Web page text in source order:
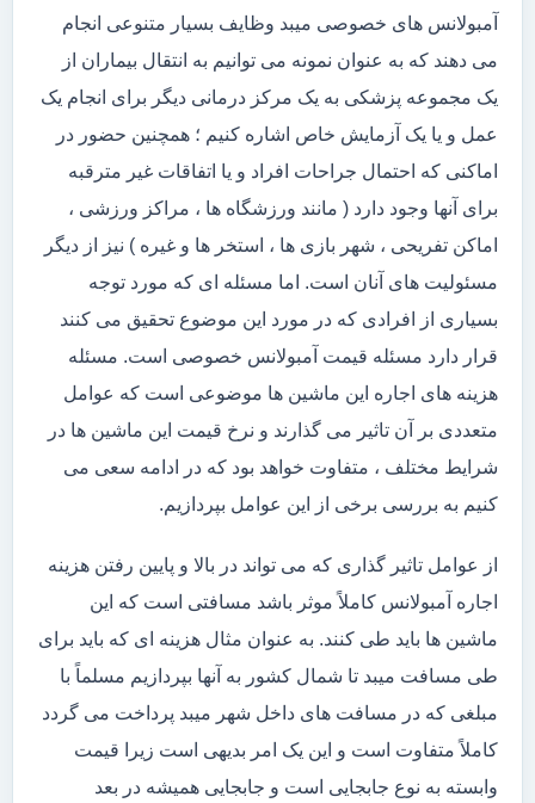
آمبولانس های خصوصی میبد وظایف بسیار متنوعی انجام
می دهند که به عنوان نمونه می توانیم به انتقال بیماران از
یک مجموعه پزشکی به یک مرکز درمانی دیگر برای انجام یک
عمل و یا یک آزمایش خاص اشاره کنیم ؛ همچنین حضور در
اماکنی که احتمال جراحات افراد و یا اتفاقات غیر مترقبه
برای آنها وجود دارد ( مانند ورزشگاه ها ، مراکز ورزشی ،
اماکن تفریحی ، شهر بازی ها ، استخر ها و غیره ) نیز از دیگر
مسئولیت های آنان است. اما مسئله ای که مورد توجه
بسیاری از افرادی که در مورد این موضوع تحقیق می کنند
قرار دارد مسئله قیمت آمبولانس خصوصی است. مسئله
هزینه های اجاره این ماشین ها موضوعی است که عوامل
متعددی بر آن تاثیر می گذارند و نرخ قیمت این ماشین ها در
شرایط مختلف ، متفاوت خواهد بود که در ادامه سعی می
کنیم به بررسی برخی از این عوامل بپردازیم.
از عوامل تاثیر گذاری که می تواند در بالا و پایین رفتن هزینه
اجاره آمبولانس کاملاً موثر باشد مسافتی است که این
ماشین ها باید طی کنند. به عنوان مثال هزینه ای که باید برای
طی مسافت میبد تا شمال کشور به آنها بپردازیم مسلماً با
مبلغی که در مسافت های داخل شهر میبد پرداخت می گردد
کاملاً متفاوت است و این یک امر بدیهی است زیرا قیمت
وابسته به نوع جابجایی است و جابجایی همیشه در بعد